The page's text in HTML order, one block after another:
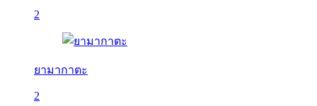
2
ยามากาตะ
2